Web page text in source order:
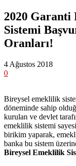
2020 Garanti
Sistemi
Oranları!
4 Ağustos 2018
0
Bireysel emeklilik
döneminde sahip
kurulan ve devlet
emeklilik sistemi
birikim yaparak,
banka bu sistem
Bireysel Emeklilik